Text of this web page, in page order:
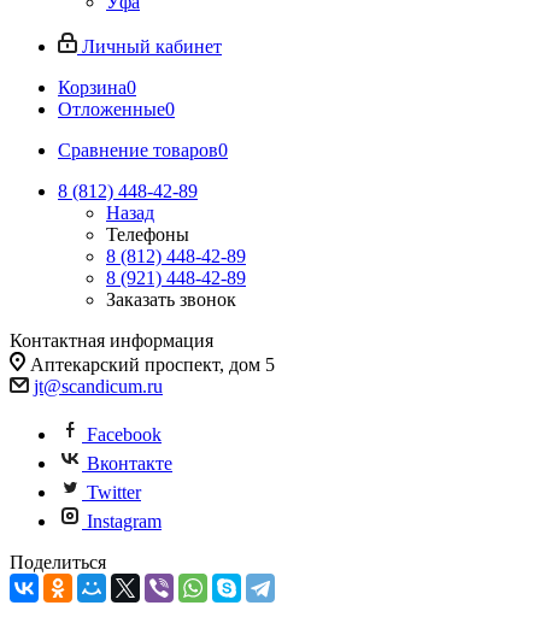
Личный кабинет
Корзина0
Отложенные0
Сравнение товаров0
8 (812) 448-42-89
Назад
Телефоны
8 (812) 448-42-89
8 (921) 448-42-89
Заказать звонок
Контактная информация
Аптекарский проспект, дом 5
jt@scandicum.ru
Facebook
Вконтакте
Twitter
Instagram
Поделиться